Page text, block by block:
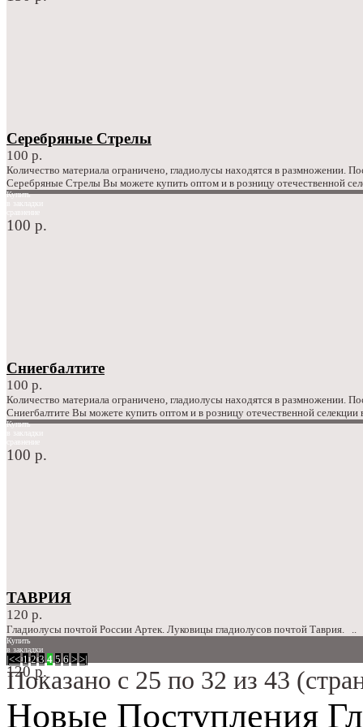
Серебряные Стрелы
100 р.
Количество материала ограничено, гладиолусы находятся в размножении.
Серебряные Стрелы Вы можете купить оптом и в розницу отечественной
Купить
100 р.
Сниегбалтите
100 р.
Количество материала ограничено, гладиолусы находятся в размножении.
Сниегбалтите Вы можете купить оптом и в розницу отечественной
Купить
100 р.
ТАВРИЯ
120 р.
Гладиолусы почтой России Артек. Луковицы гладиолусов почтой Таврия. ..
Купить
в закладки
сравнение
120 р.
|<< 1 2 3 4 5 6 > >|
Показано с 25 по 32 из 43
Новые Поступления